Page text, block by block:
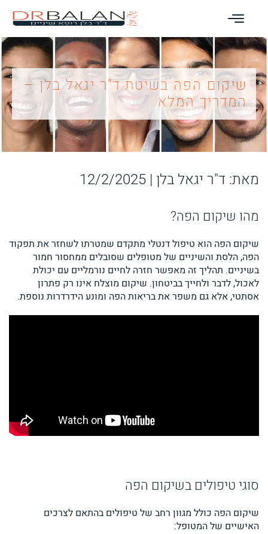
שיקום הפה בשיטת ד"ר יגאל בלן –
המדריך המלא
מאת: ד"ר יגאל בלן | 12/2/2025
מהו שיקום הפה?
שיקום הפה הוא טיפול דנטלי מתקדם שמטרתו לשחזר את תפקוד
הפה, הלסת והשיניים של מטופלים שסובלים ממחסור חמור
בשיניים. תהליך זה מאפשר חזרה לחיים נורמליים עם יכולת
לאכול, לדבר ולחייך בביטחון. שיקום מוצלח אינו רק פתרון
אסתטי, אלא גם משפר את בריאות הפה ומונע הידרדרות נוספת.
סוגי טיפולים בשיקום הפה
שיקום הפה כולל מגוון רחב של טיפולים בהתאם לצרכים
האישיים של המטופל: